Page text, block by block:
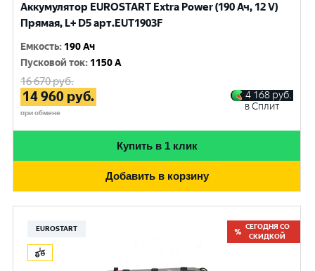
Аккумулятор EUROSTART Extra Power (190 Ач, 12 V)
Прямая, L+ D5 арт.EUT1903F
Емкость: 190 Ач
Пусковой ток: 1150 A
16 670руб.
14 960 руб.
при обмене
4 168 руб.
в Сплит
Купить в 1 клик
Добавить в корзину
EUROSTART
СЕГОДНЯ СО
СКИДКОЙ